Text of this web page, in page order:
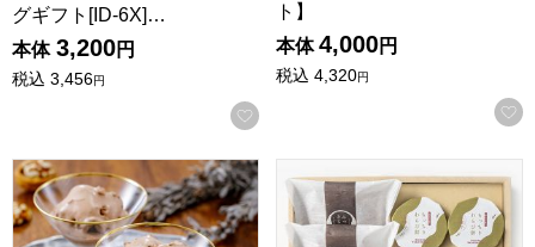
グギフト[ID-6X]…
本体 3,200円
税込 3,456円
お気に入りに登録する
ト】
本体 4,000円
税込 4,320円
トップス チョコレートケーキアイス(8個)【年間ギフト】
甘美 ふっくらどら焼きと甘